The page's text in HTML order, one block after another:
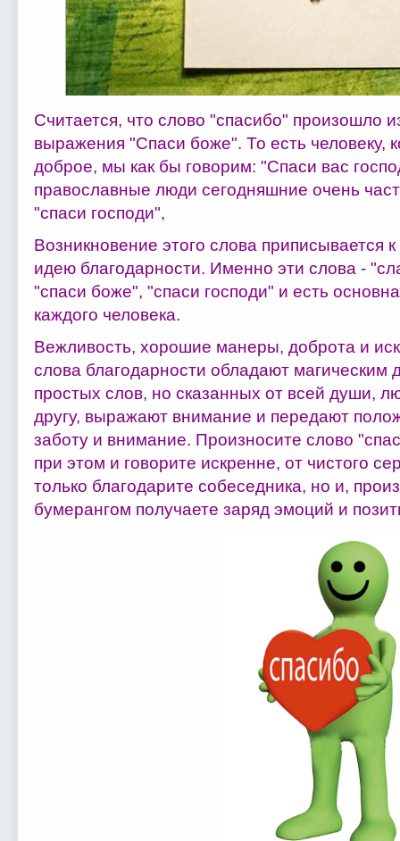
Считается, что слово "спасибо" произошло
выражения "Спаси боже". То есть человеку,
доброе, мы как бы говорим: "Спаси вас
православные люди сегодняшние очень
"спаси господи",
Возникновение этого слова приписывается
идею благодарности. Именно эти слова -
"спаси боже", "спаси господи" и есть
каждого человека.
Вежливость, хорошие манеры, доброта и
слова благодарности обладают
простых слов, но сказанных от всей души,
другу, выражают внимание и передают
заботу и внимание. Произносите слово
при этом и говорите искренне, от чистого
только благодарите собеседника, но и,
бумерангом получаете заряд эмоций и